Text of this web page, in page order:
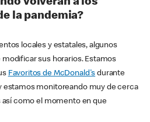
la pandemia?
locales y estatales, algunos
sus horarios. Estamos
Favoritos de McDonald's durante
estamos monitoreando muy de cerca
como el momento en que